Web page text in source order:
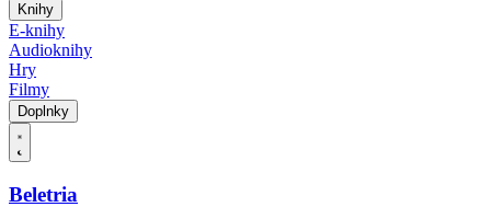
Knihy
E-knihy
Audioknihy
Hry
Filmy
Doplnky
Beletria